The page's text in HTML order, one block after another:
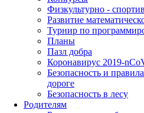
Физкультурно -
Развитие
Турнир по
Планы
Пазл добра
Коронавирус 2019-
Безопасность и
дороге
Безопасность в лесу
Родителям